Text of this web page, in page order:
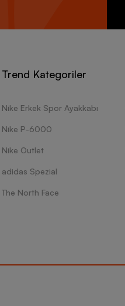
Trend Kategoriler
Nike Erkek Spor Ayakkabı
Nike P-6000
Nike Outlet
adidas Spezial
The North Face